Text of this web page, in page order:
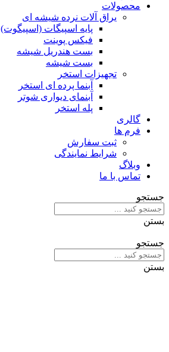
محصولات
یراق آلات نرده شیشه ای
پایه اسپیگات (اسپیگوت)
فیکس پوینت
بست هندریل شیشه
بست شیشه
تجهیزات استخر
آبنما پرده ای استخر
آبنمای دیواری شوتر
پله استخر
گالری
فرم ها
ثبت سفارش
شرایط نمایندگی
وبلاگ
تماس با ما
جستجو
بستن
جستجو
بستن